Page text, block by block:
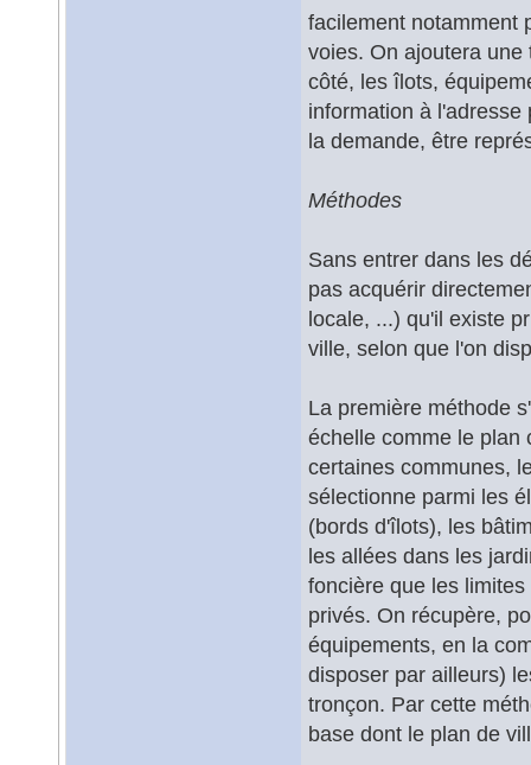
facilement notamment
voies. On ajoutera
côté, les îlots,
information à
la demande, être
Méthodes
Sans entrer dans les
pas acquérir
locale, ...) qu'il existe
ville, selon que l'on
La première méthode
échelle comme le plan
certaines communes,
sélectionne parmi les
(bords d'îlots), les
les allées dans les
foncière que les
privés. On récupère,
équipements, en la
disposer par ailleurs)
tronçon. Par cette
base dont le plan de